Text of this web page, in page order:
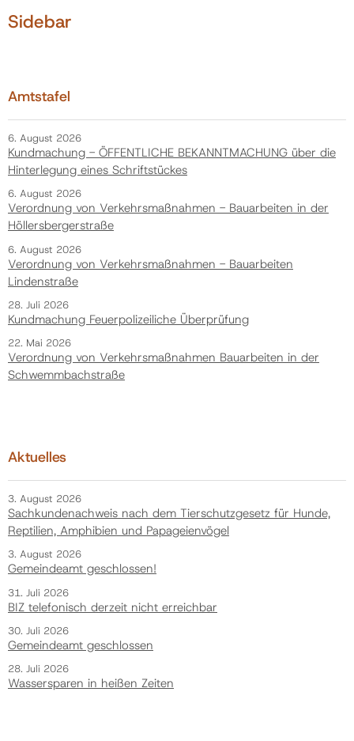
Sidebar
Amtstafel
6. August 2026
Kundmachung - ÖFFENTLICHE BEKANNTMACHUNG über die
Hinterlegung eines Schriftstückes
6. August 2026
Verordnung von Verkehrsmaßnahmen - Bauarbeiten in der
Höllersbergerstraße
6. August 2026
Verordnung von Verkehrsmaßnahmen - Bauarbeiten
Lindenstraße
28. Juli 2026
Kundmachung Feuerpolizeiliche Überprüfung
22. Mai 2026
Verordnung von Verkehrsmaßnahmen Bauarbeiten in der
Schwemmbachstraße
Aktuelles
3. August 2026
Sachkundenachweis nach dem Tierschutzgesetz für Hunde,
Reptilien, Amphibien und Papageienvögel
3. August 2026
Gemeindeamt geschlossen!
31. Juli 2026
BIZ telefonisch derzeit nicht erreichbar
30. Juli 2026
Gemeindeamt geschlossen
28. Juli 2026
Wassersparen in heißen Zeiten